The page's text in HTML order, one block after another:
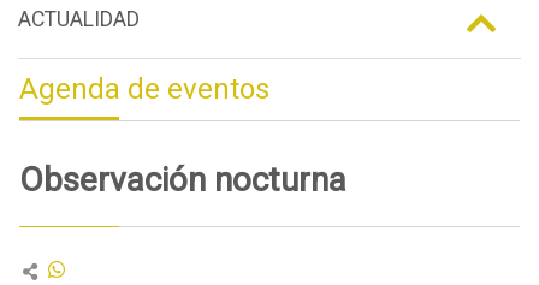
ACTUALIDAD
Agenda de eventos
Observación nocturna